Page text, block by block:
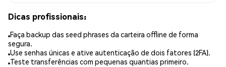
Dicas profissionais:
Faça backup das seed phrases da carteira offline de forma
segura.
Use senhas únicas e ative autenticação de dois fatores (2FA).
Teste transferências com pequenas quantias primeiro.